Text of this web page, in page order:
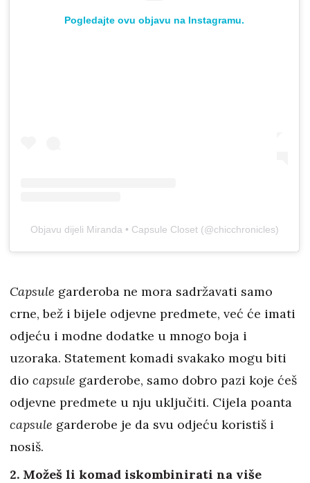
Pogledajte ovu objavu na Instagramu.
Objavu dijeli Miranda • Capsule Closet (@chicchronicles)
Capsule garderoba ne mora sadržavati samo
crne, bež i bijele odjevne predmete, već će imati
odjeću i modne dodatke u mnogo boja i
uzoraka. Statement komadi svakako mogu biti
dio capsule garderobe, samo dobro pazi koje ćeš
odjevne predmete u nju uključiti. Cijela poanta
capsule garderobe je da svu odjeću koristiš i
nosiš.
2. Možeš li komad iskombinirati na više